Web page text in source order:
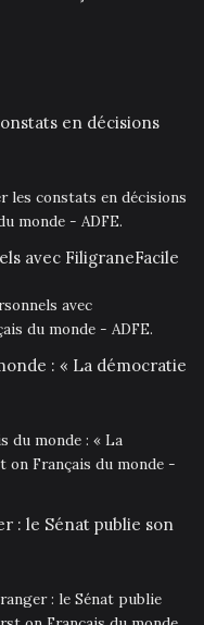
en décisions
les constats en décisions
monde - ADFE.
avec FiligraneFacile
avec
du monde - ADFE.
: « La démocratie
du monde : « La
on Français du monde -
: le Sénat publie son
: le Sénat publie